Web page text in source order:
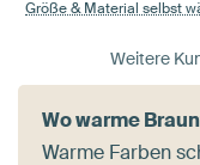
Größe & Material selbst
Weitere
Wo warme
Warme Farben